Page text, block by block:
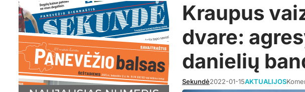
Kraupus
dvare:
danielių
Sekundė2022-01-15AKTUALIJOS